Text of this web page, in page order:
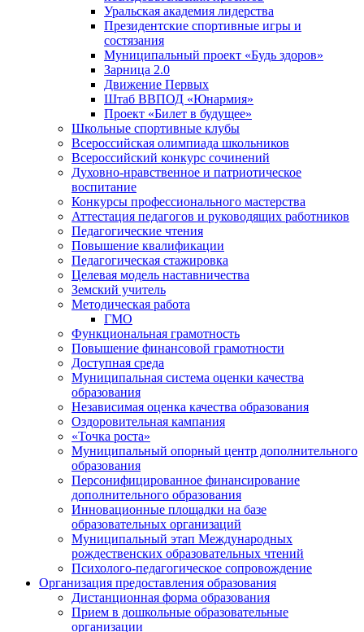
Уральская академия лидерства
Президентские спортивные игры и
состязания
Муниципальный проект «Будь здоров»
Зарница 2.0
Движение Первых
Штаб ВВПОД «Юнармия»
Проект «Билет в будущее»
Школьные спортивные клубы
Всероссийская олимпиада школьников
Всероссийский конкурс сочинений
Духовно-нравственное и патриотическое
воспитание
Конкурсы профессионального мастерства
Аттестация педагогов и руководящих работников
Педагогические чтения
Повышение квалификации
Педагогическая стажировка
Целевая модель наставничества
Земский учитель
Методическая работа
ГМО
Функциональная грамотность
Повышение финансовой грамотности
Доступная среда
Муниципальная система оценки качества
образования
Независимая оценка качества образования
Оздоровительная кампания
«Точка роста»
Муниципальный опорный центр дополнительного
образования
Персонифицированное финансирование
дополнительного образования
Инновационные площадки на базе
образовательных организаций
Муниципальный этап Международных
рождественских образовательных чтений
Психолого-педагогическое сопровождение
Организация предоставления образования
Дистанционная форма образования
Прием в дошкольные образовательные
организации